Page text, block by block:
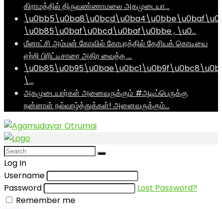
கிராமத்தில் திருவண்ணாமலை அகமுடையா…
\u0b85\u0baf\u0bcd\u0baf\u0bbe , \u0…
மீனாட்சி அம்மன் கோவில் கோபுரத்தில் தேசியக் கொடியை
ஏற்றி பிரிட்டிசாரை அதிர வைத்த …
\…
அகமுடையார்கள் அனைவருக்கும் #ஆடிப்பெருக்கு
நன்னாள் நல்வாழ்த்துக்கள்! அனைவருக்கும்…
Log In
Username
Password
Lost Password?
Remember me